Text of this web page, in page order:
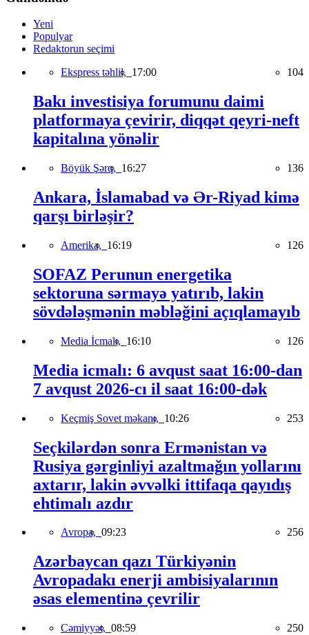
Yeni
Populyar
Redaktorun seçimi
Ekspress təhlil, 17:00 104
Bakı investisiya forumunu daimi
platformaya çevirir, diqqət qeyri-neft
kapitalına yönəlir
Böyük Şərq, 16:27 136
Ankara, İslamabad və Ər-Riyad kimə
qarşı birləşir?
Amerika, 16:19 126
SOFAZ Perunun energetika
sektoruna sərmayə yatırıb, lakin
sövdələşmənin məbləğini açıqlamayıb
Media İcmalı, 16:10 126
Media icmalı: 6 avqust saat 16:00-dan
7 avqust 2026-cı il saat 16:00-dək
Keçmiş Sovet məkanı, 10:26 253
Seçkilərdən sonra Ermənistan və
Rusiya gərginliyi azaltmağın yollarını
axtarır, lakin əvvəlki ittifaqa qayıdış
ehtimalı azdır
Avropa, 09:23 256
Azərbaycan qazı Türkiyənin
Avropadakı enerji ambisiyalarının
əsas elementinə çevrilir
Cəmiyyət, 08:59 250